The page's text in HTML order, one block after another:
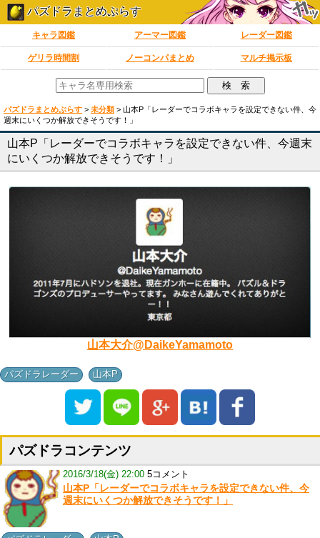
パズドラまとめぷらす
キャラ図鑑 アーマー図鑑 レーダー図鑑
ゲリラ時間割 ノーコンパまとめ マルチ掲示板
パズドラまとめぷらす > 未分類 > 山本P「レーダーでコラボキャラを設定できない件、今
週末にいくつか解放できそうです！」
山本P「レーダーでコラボキャラを設定できない件、今週末
にいくつか解放できそうです！」
山本大介@DaikeYamamoto
パズドラレーダー 山本P
パズドラコンテンツ
2016/3/18(金) 22:00 5コメント
山本P「レーダーでコラボキャラを設定できない件、今
週末にいくつか解放できそうです！」